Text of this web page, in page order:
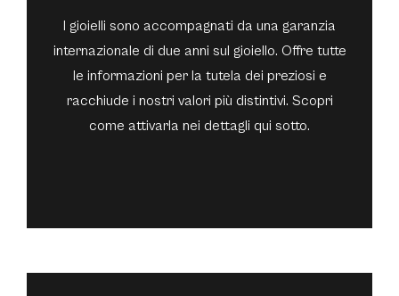
I gioielli sono accompagnati da una garanzia
internazionale di due anni sul gioiello. Offre tutte
le informazioni per la tutela dei preziosi e
racchiude i nostri valori più distintivi. Scopri
come attivarla nei dettagli qui sotto.